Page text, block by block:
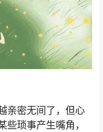
亲密无间了，但心
琐事产生嘴角，